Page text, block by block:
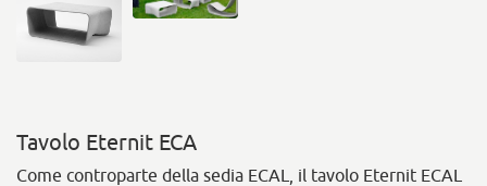
Tavolo Eternit ECA
Come controparte della sedia ECAL, il tavolo Eternit ECAL